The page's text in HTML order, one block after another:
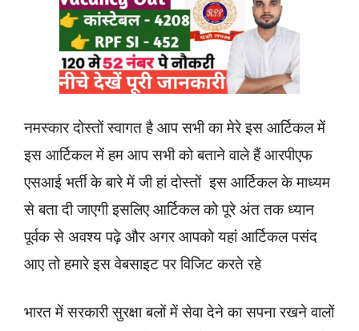
नमस्कार दोस्तों स्वागत है आप सभी का मेरे इस आर्टिकल में
इस आर्टिकल में हम आप सभी को बताने वाले हैं आरपीएफ
एसआई भर्ती के बारे में जी हां दोस्तों इस आर्टिकल के माध्यम
से बता दी जाएगी इसलिए आर्टिकल को पूरे अंत तक ध्यान
पूर्वक से अवश्य पढ़े और अगर आपको यहां आर्टिकल पसंद
आए तो हमारे इस वेबसाइट पर विजिट करते रहे
भारत में सरकारी सुरक्षा बलों में सेवा देने का सपना रखने वालों